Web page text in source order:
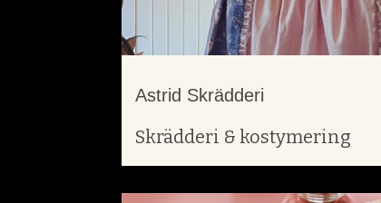
Astrid Skrädderi
Skrädderi & kostymering